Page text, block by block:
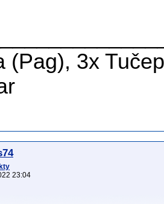
(Pag), 3x
23:04